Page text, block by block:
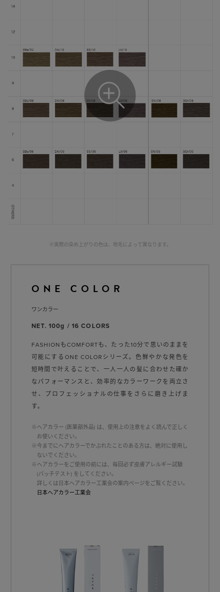
※実際の染め上がりの色は、地毛によって異なります。
ONE COLOR
ワンカラー
NET. 100g / 16 COLORS
FASHIONもCOMFORTも、たった10分で思いのままを
可能にするONE COLORシリーズ。⾊鮮やかな発⾊を
短時間で叶えることで、⼀⼈⼀⼈の髪に合わせた確か
なパフォーマンスと、効率的なカラーワークを両⽴さ
せ、プロフェッショナルの仕事をさらに磨き上げま
す。
※ヘアカラー (医薬部外品) は、使用上の注意をよく読んで正しく
お使いください。
※今までにヘアカラーでかぶれたことのある方は、絶対に使用し
ないでください。
※ヘアカラーをご使用の前には、毎回必ず皮膚アレルギー試験
(パッチテスト) をしてください。
詳しくは日本ヘアカラー工業会の案内ページをご覧ください。
日本ヘアカラー工業会